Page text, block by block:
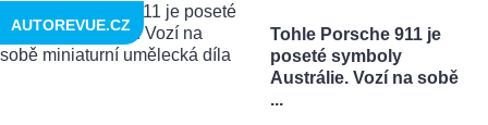
Tohle Porsche 911 je
poseté symboly
Austrálie. Vozí na sobě
...
AUTOREVUE.CZ